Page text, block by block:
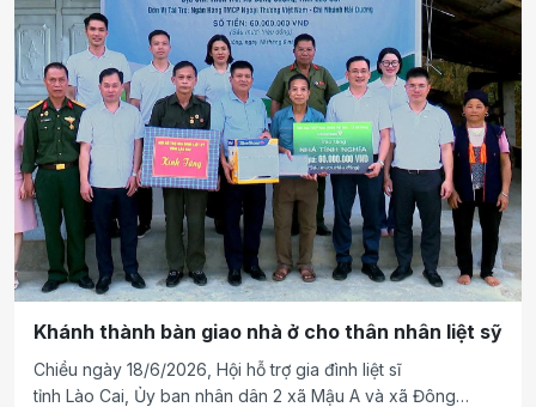
Khánh thành bàn giao nhà ở cho thân nhân liệt sỹ
Chiều ngày 18/6/2026, Hội hỗ trợ gia đình liệt sĩ
tỉnh Lào Cai, Ủy ban nhân dân 2 xã Mậu A và xã Đông